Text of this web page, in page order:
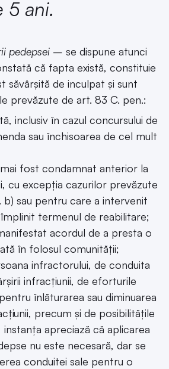
5 ani.
pedepsei – se dispune atunci
că fapta există, constituie
săvârșită de inculpat și sunt
prevăzute de art. 83 C. pen.:
inclusiv în cazul concursului de
sau închisoarea de cel mult
fost condamnat anterior la
cu excepția cazurilor prevăzute
b) sau pentru care a intervenit
termenul de reabilitare;
acordul de a presta o
în folosul comunității;
infractorului, de conduita
infracțiunii, de eforturile
înlăturarea sau diminuarea
precum și de posibilitățile
apreciază că aplicarea
nu este necesară, dar se
conduitei sale pentru o